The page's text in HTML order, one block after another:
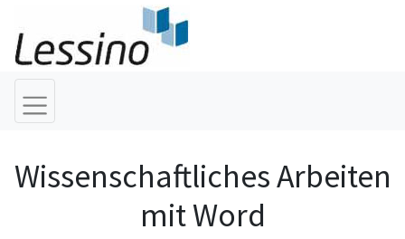
Wissenschaftliches Arbeiten
mit Word